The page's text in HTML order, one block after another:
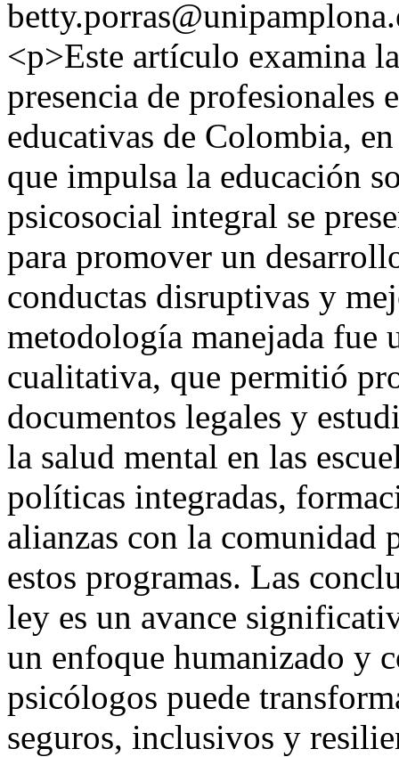
<p>Este artículo examina
presencia de profesionales
educativas de Colombia,
que impulsa la educación
psicosocial integral se
para promover un
conductas disruptivas y
metodología manejada
cualitativa, que permitió
documentos legales y
la salud mental en las
políticas integradas,
alianzas con la comunidad
estos programas. Las
ley es un avance
un enfoque humanizado y
psicólogos puede
seguros, inclusivos y